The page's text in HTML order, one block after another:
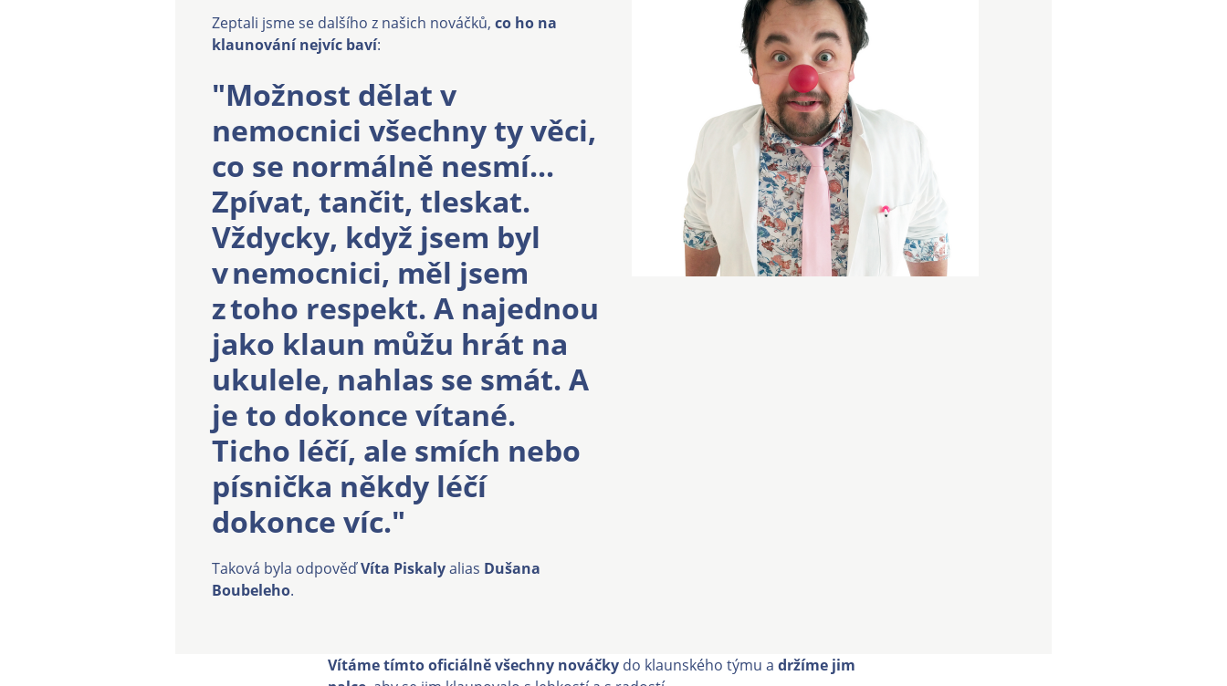
Zeptali jsme se dalšího z našich nováčků, co ho na
klaunování nejvíc baví:
"Možnost dělat v
nemocnici všechny ty věci,
co se normálně nesmí...
Zpívat, tančit, tleskat.
Vždycky, když jsem byl
v nemocnici, měl jsem
z toho respekt. A najednou
jako klaun můžu hrát na
ukulele, nahlas se smát. A
je to dokonce vítané.
Ticho léčí, ale smích nebo
písnička někdy léčí
dokonce víc."
Taková byla odpověďVíta Piskalyalias Dušana
Boubeleho.
Vítáme tímto oficiálně všechny nováčky do klaunského týmu a držíme jim